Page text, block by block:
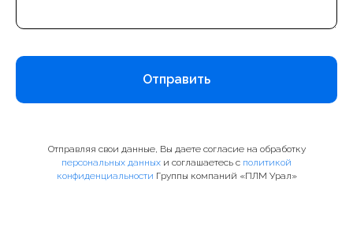
Отправить
Отправляя свои данные, Вы даете согласие на обработку
персональных данных и соглашаетесь c политикой
конфиденциальности Группы компаний «ПЛМ Урал»